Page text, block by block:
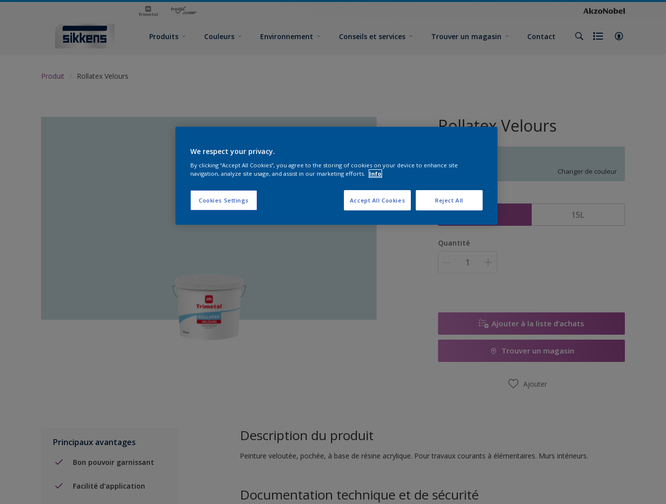
Produits Couleurs Environnement Conseils et services Trouver un magasin Contact
Produit Rollatex Velours
Rollatex Velours
Changer de couleur
Format
15L
Quantité
Ajouter à la liste d’achats
Trouver un magasin
Ajouter
Principaux avantages
Bon pouvoir garnissant
Facilité d'application
Description du produit
Peinture veloutée, pochée, à base de résine acrylique. Pour travaux courants à élémentaires. Murs intérieurs.
Documentation technique et de sécurité
We respect your privacy.
By clicking “Accept All Cookies”, you agree to the storing of cookies on your device to enhance site
navigation, analyze site usage, and assist in our marketing efforts.
Info
Cookies Settings Reject All
Accept All Cookies